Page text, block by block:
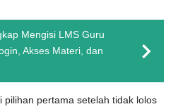
Mengisi LMS Guru
Akses Materi, dan
pertama setelah tidak lolos